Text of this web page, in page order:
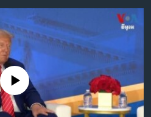
currently available